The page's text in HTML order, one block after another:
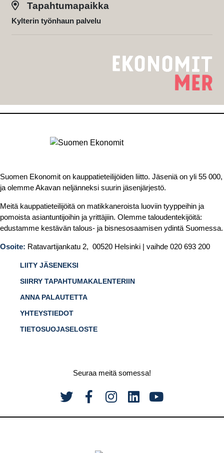
Tapahtumapaikka
Kylterin työnhaun palvelu
Suomen Ekonomit on kauppatieteilijöiden liitto. Jäseniä on yli 55 000,
ja olemme Akavan neljänneksi suurin jäsenjärjestö.
Meitä kauppatieteilijöitä on matikkaneroista luoviin tyyppeihin ja
pomoista asiantuntijoihin ja yrittäjiin. Olemme taloudentekijöitä:
edustamme kestävän talous- ja bisnesosaamisen ydintä Suomessa.
Osoite: Ratavartijankatu 2, 00520 Helsinki | vaihde 020 693 200
LIITY JÄSENEKSI
SIIRRY TAPAHTUMAKALENTERIIN
ANNA PALAUTETTA
YHTEYSTIEDOT
TIETOSUOJASELOSTE
Seuraa meitä somessa!